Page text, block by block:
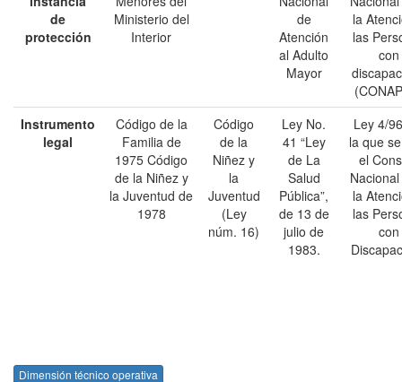
de
protección
Ministerio del
Interior
de
Atención
al Adulto
Mayor
la
las
con
Instrumento
legal
Código de la
Familia de
1975 Código
de la Niñez y
la Juventud de
1978
Código
de la
Niñez y
la
Juventud
(Ley
núm. 16)
Ley No.
41 “Ley
de La
Salud
Pública”,
de 13 de
julio de
1983.
Ley 4/
la que
el
la
las
con
Dimensión técnico operativa